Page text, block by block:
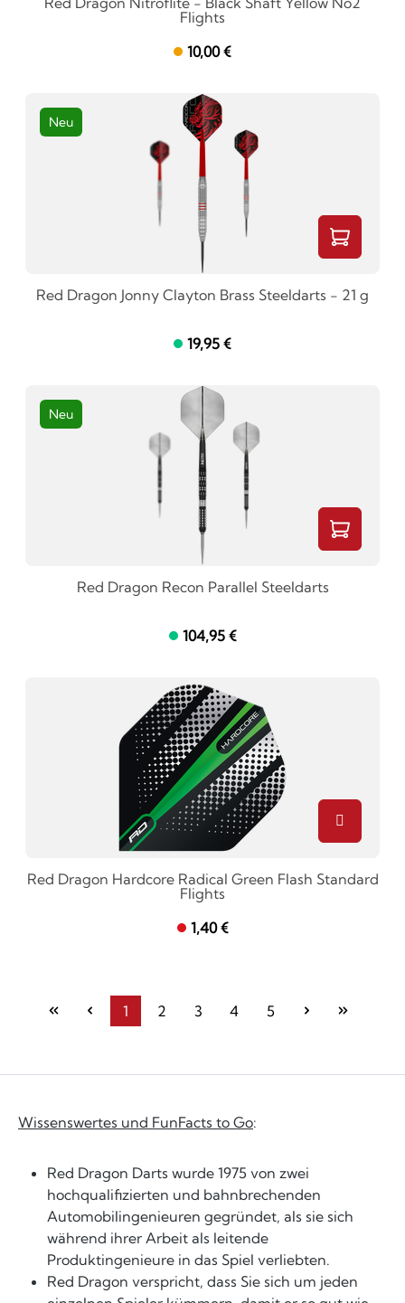
Flights
10,00 €
Neu
Red Dragon Jonny Clayton Brass Steeldarts - 21 g
19,95 €
Neu
Red Dragon Recon Parallel Steeldarts
104,95 €
Red Dragon Hardcore Radical Green Flash Standard
Flights
1,40 €
Seite
1
Seite
2
Seite
3
Seite
4
Seite
5
Wissenswertes und FunFacts to Go:
Red Dragon Darts wurde 1975 von zwei
hochqualifizierten und bahnbrechenden
Automobilingenieuren gegründet, als sie sich
während ihrer Arbeit als leitende
Produktingenieure in das Spiel verliebten.
Red Dragon verspricht, dass Sie sich um jeden